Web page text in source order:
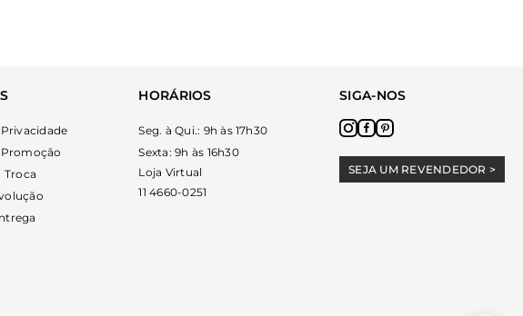
e documentos importantes.
movimentados ao longo do dia.
Troca
HORÁRIOS
Seg. à Qui.: 9h às 17h30
Sexta: 9h às 16h30
Loja Virtual
11 4660-0251
SIGA-NOS
SEJA UM REVENDEDOR >